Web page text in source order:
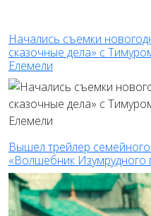
Начались съемки
сказочные дела» с
Елемели
Вышел трейлер
«Волшебник Изумрудного